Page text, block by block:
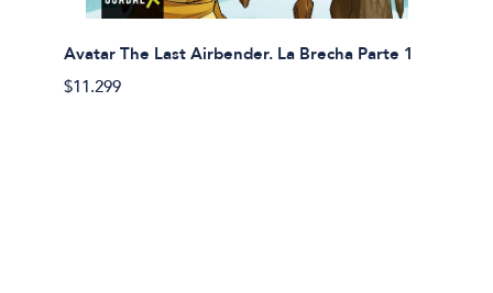
Avatar The Last Airbender. La Brecha Parte 1
$11.299